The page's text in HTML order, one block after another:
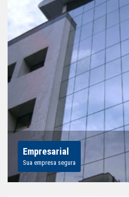
Empresarial
Sua empresa segura